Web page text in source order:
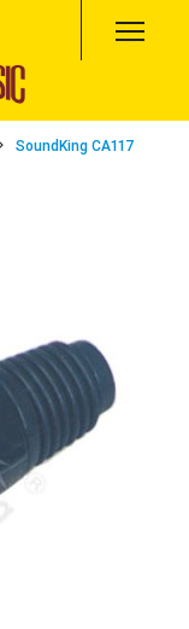
SoundKing CA117